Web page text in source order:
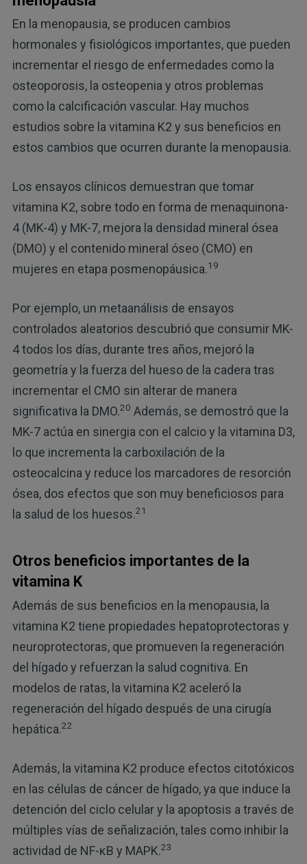
En la menopausia, se producen cambios
hormonales y fisiológicos importantes, que pueden
incrementar el riesgo de enfermedades como la
osteoporosis, la osteopenia y otros problemas
como la calcificación vascular. Hay muchos
estudios sobre la vitamina K2 y sus beneficios en
estos cambios que ocurren durante la menopausia.
Los ensayos clínicos demuestran que tomar
vitamina K2, sobre todo en forma de menaquinona-
4 (MK-4) y MK-7, mejora la densidad mineral ósea
(DMO) y el contenido mineral óseo (CMO) en
mujeres en etapa posmenopáusica.19
Por ejemplo, un metaanálisis de ensayos
controlados aleatorios descubrió que consumir MK-
4 todos los días, durante tres años, mejoró la
geometría y la fuerza del hueso de la cadera tras
incrementar el CMO sin alterar de manera
significativa la DMO.20 Además, se demostró que la
MK-7 actúa en sinergia con el calcio y la vitamina D3,
lo que incrementa la carboxilación de la
osteocalcina y reduce los marcadores de resorción
ósea, dos efectos que son muy beneficiosos para
la salud de los huesos.21
Otros beneficios importantes de la
vitamina K
Además de sus beneficios en la menopausia, la
vitamina K2 tiene propiedades hepatoprotectoras y
neuroprotectoras, que promueven la regeneración
del hígado y refuerzan la salud cognitiva. En
modelos de ratas, la vitamina K2 aceleró la
regeneración del hígado después de una cirugía
hepática.22
Además, la vitamina K2 produce efectos citotóxicos
en las células de cáncer de hígado, ya que induce la
detención del ciclo celular y la apoptosis a través de
múltiples vías de señalización, tales como inhibir la
actividad de NF-κB y MAPK.23